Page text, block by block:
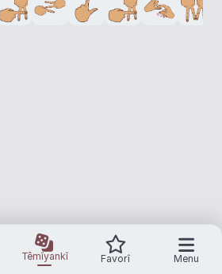
Têmîyankî Favorî Menu